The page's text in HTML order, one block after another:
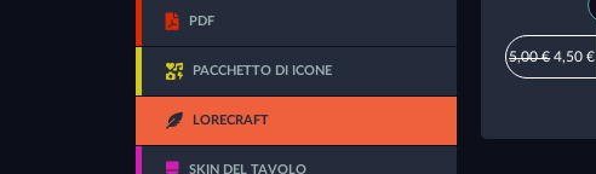
PDF
PACCHETTO DI ICONE
LORECRAFT
SKIN DEL TAVOLO
5,00 €4,50 €